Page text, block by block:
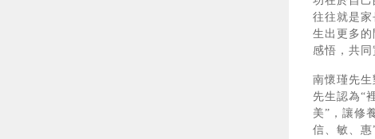
往往就是
生出更多
感悟，共同
南懷瑾先
先生認為“
美”，讓修
信、敏、惠